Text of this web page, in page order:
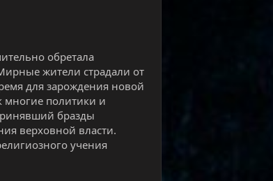
обретала
жители страдали от
для зарождения новой
многие политики и
бразды
верховной власти.
учения